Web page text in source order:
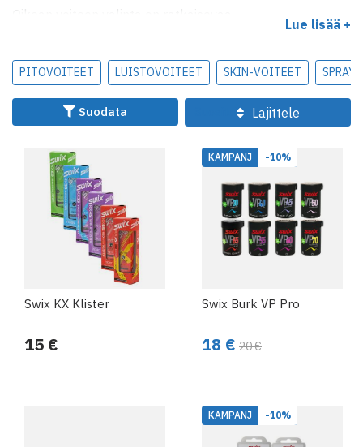
hiihtosuorituksellesi. Skistartilta löydät laajan valikoiman
sinulle sopivan voiteen.
Meiltä löydät:
nopeuden ja vähäisen kitkan lumella
Pitovoiteet parhaan pidon saavuttamiseksi
ylämäissä
Liimavoiteetpehmeälle ja jäiselle lumelle, jossa
tarvitaan lisäpitoa
Lue lisää +
PITOVOITEET LUISTOVOITEET SKIN-VOITEET
Suodata Lajittele
Swix KX Klister
15 €
KAMPANJ -10%
Swix Burk VP Pro
18 € 20 €
KAMPANJ -10%